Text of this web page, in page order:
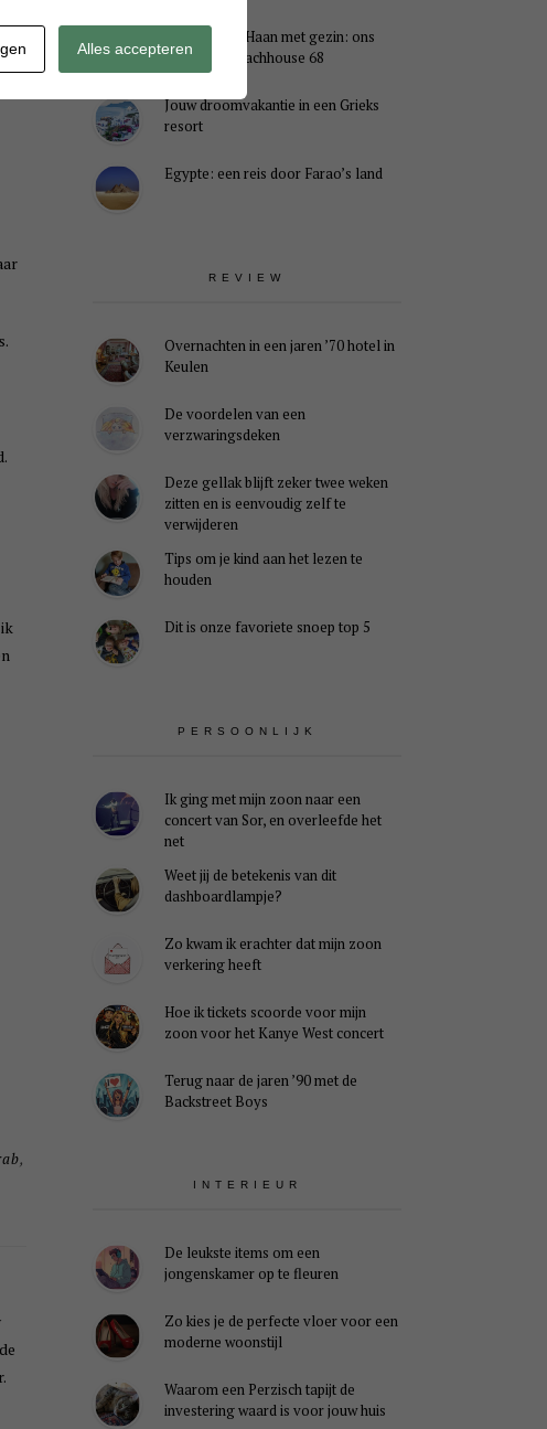
,
Midweek De Haan met gezin: ons
verblijf in Beachhouse 68
Jouw droomvakantie in een Grieks
resort
Egypte: een reis door Farao’s land
REVIEW
Overnachten in een jaren ’70 hotel in
Keulen
De voordelen van een
verzwaringsdeken
Deze gellak blijft zeker twee weken
zitten en is eenvoudig zelf te
verwijderen
Tips om je kind aan het lezen te
houden
Dit is onze favoriete snoep top 5
PERSOONLIJK
Ik ging met mijn zoon naar een
concert van Sor, en overleefde het
net
Weet jij de betekenis van dit
dashboardlampje?
Zo kwam ik erachter dat mijn zoon
verkering heeft
Hoe ik tickets scoorde voor mijn
zoon voor het Kanye West concert
Terug naar de jaren ’90 met de
Backstreet Boys
INTERIEUR
De leukste items om een
jongenskamer op te fleuren
Zo kies je de perfecte vloer voor een
moderne woonstijl
Waarom een Perzisch tapijt de
investering waard is voor jouw huis
Alles accepteren